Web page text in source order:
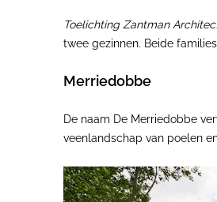
Toelichting Zantman
twee gezinnen. Beide
Merriedobbe
De naam De Merriedobbe
veenlandschap van poelen